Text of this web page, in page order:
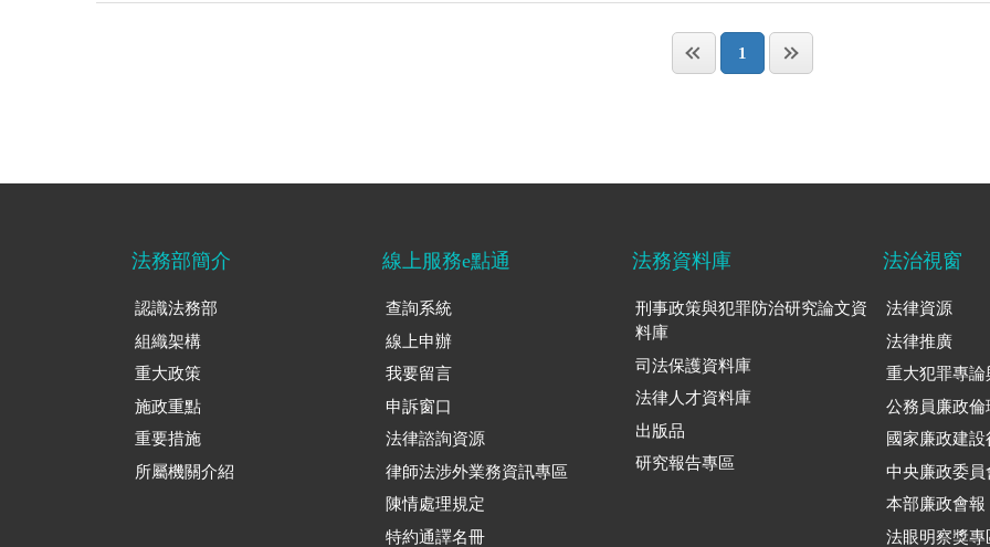
1
法務部簡介
認識法務部
組織架構
重大政策
施政重點
重要措施
所屬機關介紹
線上服務e點通
查詢系統
線上申辦
我要留言
申訴窗口
法律諮詢資源
律師法涉外業務資訊專區
陳情處理規定
特約通譯名冊
法務資料庫
刑事政策與犯罪防治研究論文資
料庫
司法保護資料庫
法律人才資料庫
出版品
研究報告專區
法治視窗
法律資源
法律推廣
重大犯罪專論
公務員廉政倫
國家廉政建
中央廉政委員
本部廉政會報
法眼明察獎專